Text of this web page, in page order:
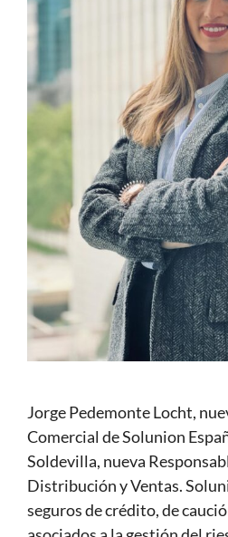
Jorge Pedemonte Locht,
Comercial de Solunion
Soldevilla, nueva
Distribución y Ventas.
seguros de crédito, de